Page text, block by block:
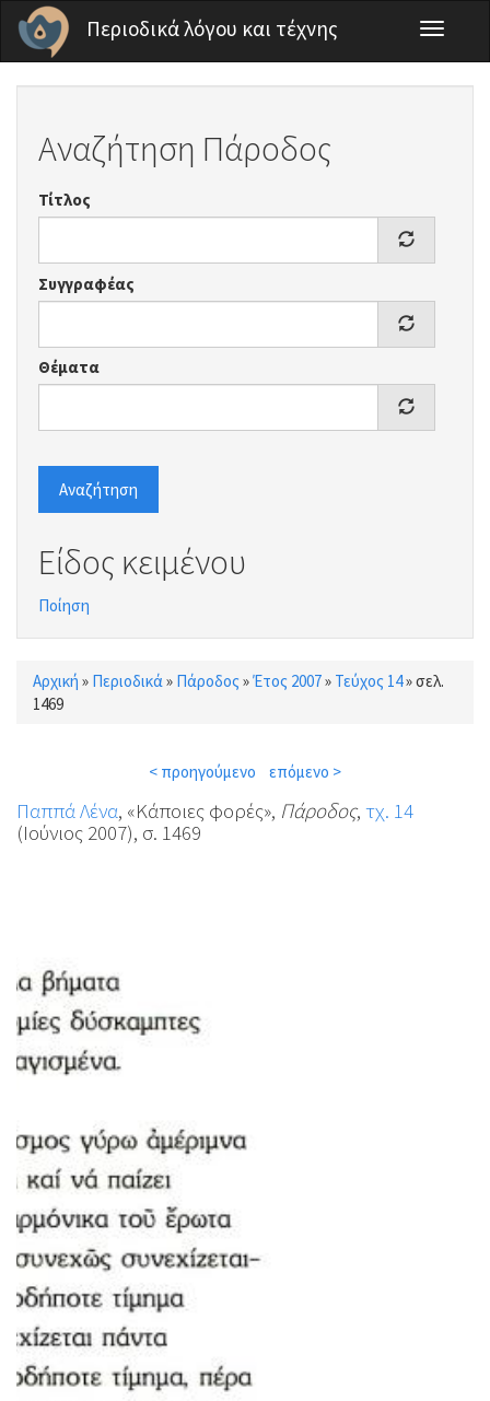
Παράκαμψη προς το κυρίως περιεχόμενο
Περιοδικά λόγου και τέχνης
Toggle
Αναζήτηση Πάροδος
Τίτλος
Συγγραφέας
Θέματα
Αναζήτηση
Είδος κειμένου
Ποίηση
Είστε εδώ
Αρχική » Περιοδικά » Πάροδος »Έτος 2007» Τεύχος 14»σελ.
1469
< προηγούμενο επόμενο >
Παππά Λένα, «Κάποιες φορές», Πάροδος, τχ. 14
(Ιούνιος 2007), σ. 1469